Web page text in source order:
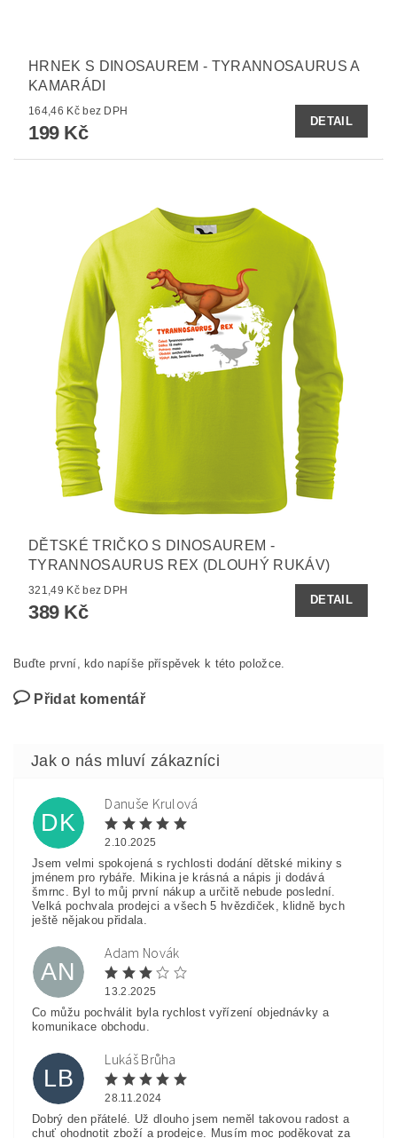
HRNEK S DINOSAUREM - TYRANNOSAURUS A
KAMARÁDI
164,46 Kč bez DPH
199 Kč
DETAIL
DĚTSKÉ TRIČKO S DINOSAUREM -
TYRANNOSAURUS REX (DLOUHÝ RUKÁV)
321,49 Kč bez DPH
389 Kč
DETAIL
Buďte první, kdo napíše příspěvek k této položce.
Přidat komentář
DK
Danuše Krulová
2.10.2025
Jsem velmi spokojená s rychlosti dodání dětské mikiny s
jménem pro rybáře. Mikina je krásná a nápis ji dodává
šmrnc. Byl to můj první nákup a určitě nebude poslední.
Velká pochvala prodejci a všech 5 hvězdiček, klidně bych
ještě nějakou přidala.
AN
Adam Novák
13.2.2025
Co můžu pochválit byla rychlost vyřízení objednávky a
komunikace obchodu.
LB
Lukáš Brůha
28.11.2024
Dobrý den přátelé. Už dlouho jsem neměl takovou radost a
chuť ohodnotit zboží a prodejce. Musím moc poděkovat za